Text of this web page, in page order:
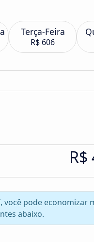
Terça-Feira
R$ 606
R$
você pode economizar
abaixo.